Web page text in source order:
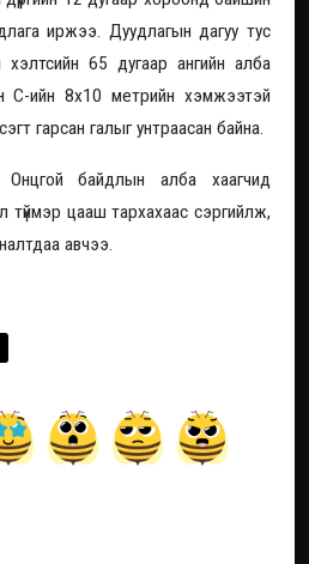
иржээ. Дуудлагын дагуу тус
хэлтсийн 65 дугаар ангийн алба
С-ийн 8х10 метрийн хэмжээтэй
гарсан галыг унтраасан байна.
байдлын алба хаагчид
түймэр цааш тархахаас сэргийлж,
авчээ.